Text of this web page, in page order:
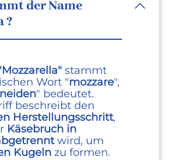
der Name
?
stammt
Wort "mozzare",
" bedeutet.
beschreibt den
Herstellungsschritt,
Käsebruch in
wird, um
Kugeln zu formen.